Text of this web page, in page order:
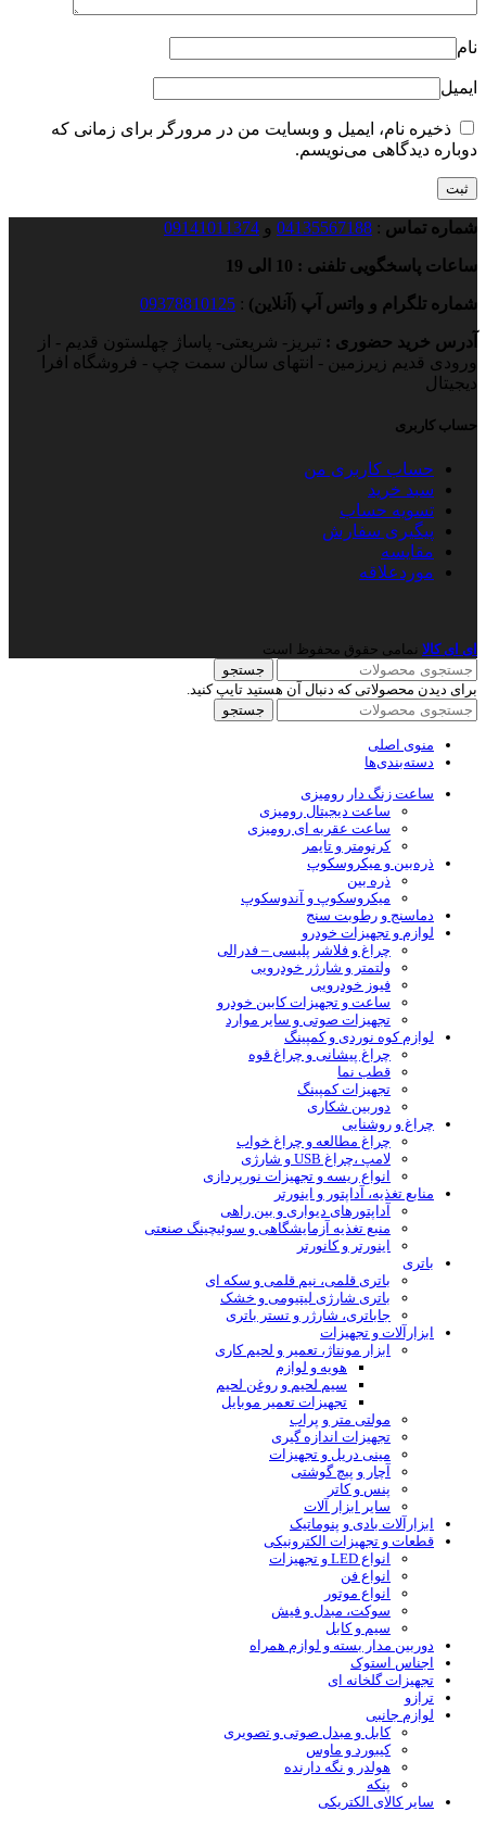
نام
ایمیل
ذخیره نام، ایمیل و وبسایت من در مرورگر برای زمانی که
دوباره دیدگاهی می‌نویسم.
شماره تماس :
04135567188 و 09141011374
ساعات پاسخگویی تلفنی : 10 الی 19
شماره تلگرام و واتس آپ (آنلاین) :
09378810125
آدرس خرید حضوری : تبریز- شریعتی- پاساژ چهلستون قدیم - از
ورودی قدیم زیرزمین - انتهای سالن سمت چپ - فروشگاه افرا
دیجیتال
حساب کاربری
حساب کاربری من
سبد خرید
تسویه حساب
پیگیری سفارش
مقایسه
موردعلاقه
ای ای کالا نمامی حقوق محفوظ است
جستجو
برای دیدن محصولاتی که دنبال آن هستید تایپ کنید.
جستجو
منوی اصلی
دسته‌بندی‌ها
ساعت زنگ دار رومیزی
ساعت دیجیتال رومیزی
ساعت عقربه ای رومیزی
کرنومتر و تایمر
ذره‌بین و میکروسکوپ
ذره بین
میکروسکوپ و آندوسکوپ
دماسنج و رطوبت سنج
لوازم و تجهیزات خودرو
چراغ و فلاشر پلیسی – فدرالی
ولتمتر و شارژر خودرویی
فیوز خودرویی
ساعت و تجهیزات کابین خودرو
تجهیزات صوتی و سایر موارد
لوازم کوه نوردی و کمپینگ
چراغ پیشانی و چراغ قوه
قطب نما
تجهیزات کمپینگ
دوربین شکاری
چراغ و روشنایی
چراغ مطالعه و چراغ خواب
لامپ ،چراغ USB و شارژی
انواع ریسه و تجهیزات نورپردازی
منابع تغذیه، آداپتور و اینورتر
آداپتورهای دیواری و بین راهی
منبع تغذیه آزمایشگاهی و سوئیچینگ صنعتی
اینورتر و کانورتر
باتری
باتری قلمی، نیم قلمی و سکه ای
باتری شارژی لیتیومی و خشک
جاباتری، شارژر و تستر باتری
ابزارآلات و تجهیزات
ابزار مونتاژ، تعمیر و لحیم کاری
هویه و لوازم
سیم لحیم و روغن لحیم
تجهیزات تعمیر موبایل
مولتی متر و پراب
تجهیزات اندازه گیری
مینی دریل و تجهیزات
آچار و پیچ گوشتی
پنس و کاتر
سایر ابزار آلات
ابزارآلات بادی و پنوماتیک
قطعات و تجهیزات الکترونیکی
انواع LED و تجهیزات
انواع فن
انواع موتور
سوکت، مبدل و فیش
سیم و کابل
دوربین مدار بسته و لوازم همراه
اجناس استوک
تجهیزات گلخانه ای
ترازو
لوازم جانبی
کابل و مبدل صوتی و تصویری
کیبورد و ماوس
هولدر و نگه دارنده
پنکه
سایر کالای الکتریکی